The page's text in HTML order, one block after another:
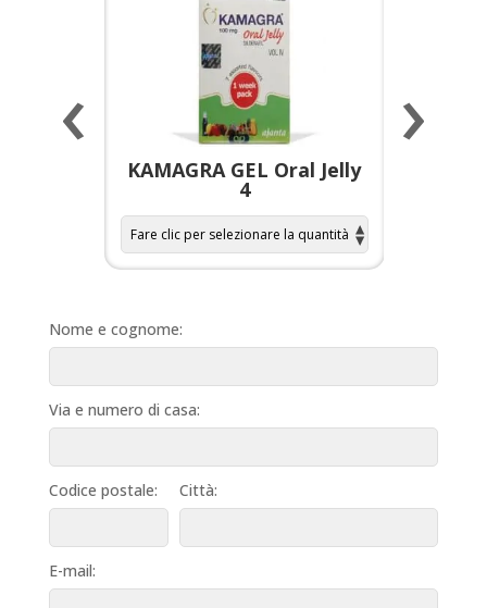
KAMAGRA GEL Oral Jelly
4
‹ ›
Nome e cognome:
Via e numero di casa:
Codice postale: Città:
E-mail: